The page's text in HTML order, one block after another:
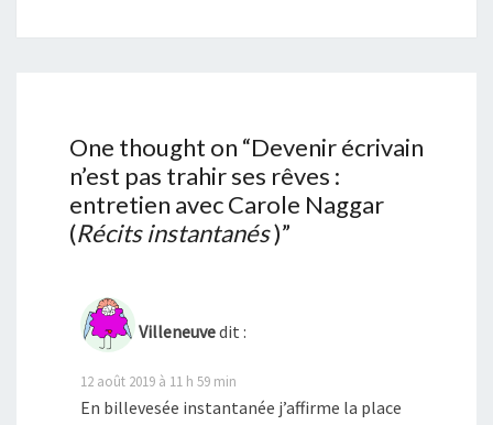
One thought on “Devenir écrivain
n’est pas trahir ses rêves :
entretien avec Carole Naggar
(Récits instantanés)”
Villeneuvedit :
12 août 2019 à 11 h 59 min
En billevesée instantanée j’affirme la place